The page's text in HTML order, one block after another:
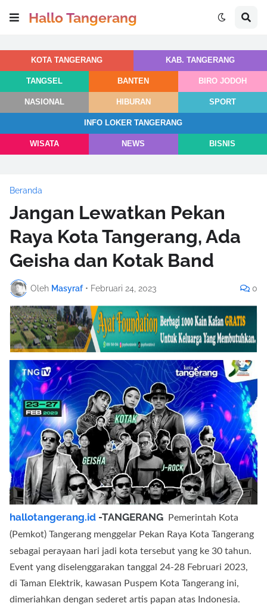
Hallo Tangerang
KOTA TANGERANG KAB. TANGERANG
TANGSEL BANTEN BIRO JODOH
NASIONAL HIBURAN SPORT
INFO LOKER TANGERANG
WISATA NEWS BISNIS
Beranda
Jangan Lewatkan Pekan
Raya Kota Tangerang, Ada
Geisha dan Kotak Band
Oleh Masyraf • Februari 24, 2023 0
hallotangerang.id -TANGERANG
Pemerintah Kota
(Pemkot) Tangerang menggelar Pekan Raya Kota Tangerang
sebagai perayaan hari jadi kota tersebut yang ke 30 tahun.
Event yang diselenggarakan tanggal 24-28 Februari 2023,
di Taman Elektrik, kawasan Puspem Kota Tangerang ini,
dimeriahkan dengan sederet artis papan atas Indonesia.